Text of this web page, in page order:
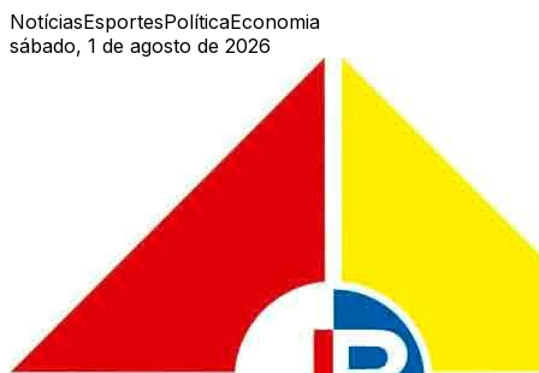
NotíciasEsportesPolíticaEconomia
sábado, 1 de agosto de 2026